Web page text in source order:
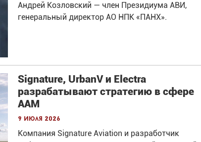
Андрей Козловский — член Президиума АВИ,
генеральный директор АО НПК «ПАНХ».
Signature, UrbanV и Electra
разрабатывают стратегию в сфере
AAM
9 июля 2026
Компания Signature Aviation и разработчик